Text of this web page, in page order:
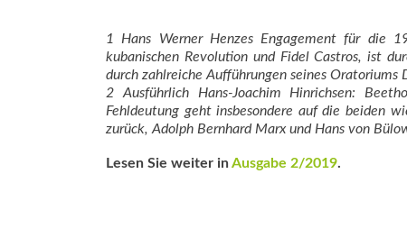
1 Hans Werner Henzes Engagement für die
kubanischen Revolution und Fidel Castros,ist
durch zahlreiche Aufführungen seines Oratoriums
2 Ausführlich Hans-Joachim Hinrichsen:
Fehldeutung geht insbesondere auf die beiden
zurück, Adolph Bernhard Marx und Hans von
Lesen Sie weiter inAusgabe 2/2019.